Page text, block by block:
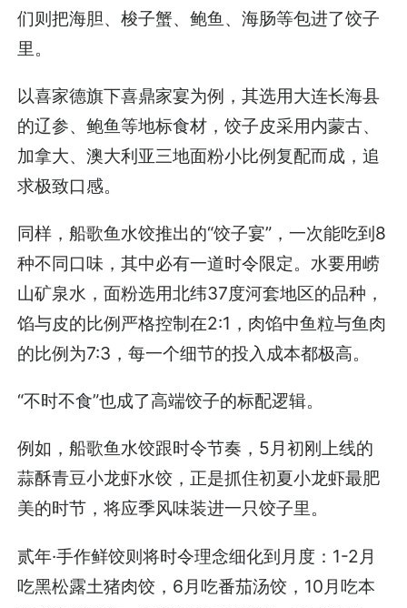
们则把海胆、梭子蟹、鲍鱼、海肠等包进了饺子
里。
以喜家德旗下喜鼎家宴为例，其选用大连长海县
的辽参、鲍鱼等地标食材，饺子皮采用内蒙古、
加拿大、澳大利亚三地面粉小比例复配而成，追
求极致口感。
同样，船歌鱼水饺推出的“饺子宴”，一次能吃到8
种不同口味，其中必有一道时令限定。水要用崂
山矿泉水，面粉选用北纬37度河套地区的品种，
馅与皮的比例严格控制在2:1，肉馅中鱼粒与鱼肉
的比例为7:3，每一个细节的投入成本都极高。
“不时不食”也成了高端饺子的标配逻辑。
例如，船歌鱼水饺跟时令节奏，5月初刚上线的
蒜酥青豆小龙虾水饺，正是抓住初夏小龙虾最肥
美的时节，将应季风味装进一只饺子里。
贰年·手作鲜饺则将时令理念细化到月度：1-2月
吃黑松露土猪肉饺，6月吃番茄汤饺，10月吃本